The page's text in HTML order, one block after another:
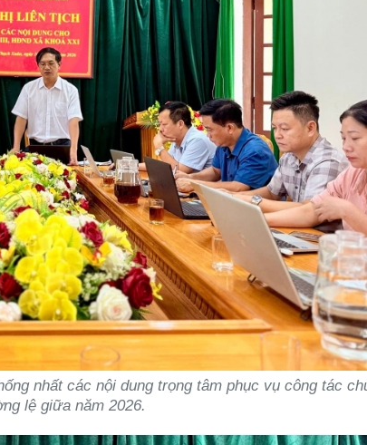
nhất các nội dung trọng tâm phục vụ công tác
lệ giữa năm 2026.